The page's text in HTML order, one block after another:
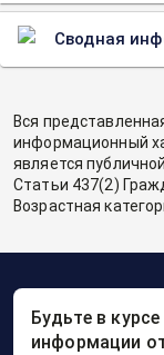
Сводная
Вся
информационный
является
Статьи 437(2)
Возрастная
Будьте в
информации